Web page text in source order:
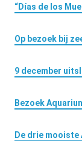
“Días de los
Op bezoek bij
9 december
Bezoek
De drie mooiste